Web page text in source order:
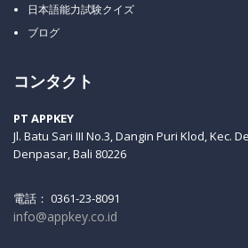
日本語能力試験クイズ
ブログ
コンタクト
PT APPKEY
Jl. Batu Sari III No.3, Dangin Puri Klod, Kec.
Denpasar, Bali 80226
電話： 0361-23-8091
info@appkey.co.id